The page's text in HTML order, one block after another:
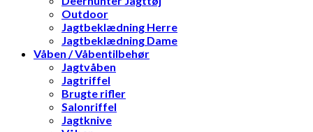
Outdoor
Jagtbeklædning Herre
Jagtbeklædning Dame
Våben / Våbentilbehør
Jagtvåben
Jagtriffel
Brugte rifler
Salonriffel
Jagtknive